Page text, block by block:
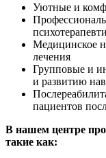
Уютные и
Медицинское
лечения
Групповые и
и развитию
пациентов
В нашем центре
такие как: